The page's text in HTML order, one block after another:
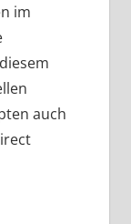
im
auch